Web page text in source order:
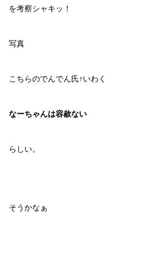
を考察シャキッ！
写真
こちらのでんでん氏↑いわく
なーちゃんは容赦ない
らしい。
そうかなぁ